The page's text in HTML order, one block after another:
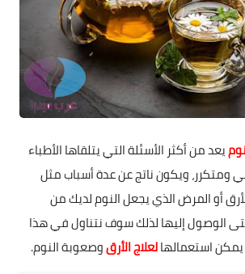
يعد من أكثر الأسئلة التي يتلقاها الأطباء
ومتكرر، ويكون ناتج عن عدة أسباب مثل
أو المرض الذي يجعل النوم لديك من
الوصول إليها لذلك سوف نتناول في هذا
يمكن استعمالهالعلاج الأرقوصعوبة النوم.